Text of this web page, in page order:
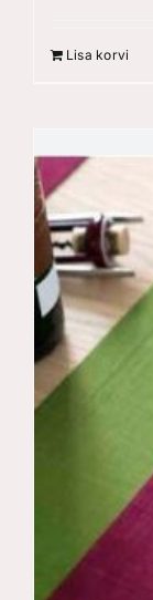
Lisa korvi